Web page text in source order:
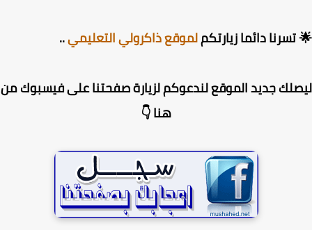
تسرنا دائما زيارتكملموقع ذاكرولي التعليمي..
جديد الموقع لندعوكم لزيارة صفحتنا على فيسبوك من
هنا 👇